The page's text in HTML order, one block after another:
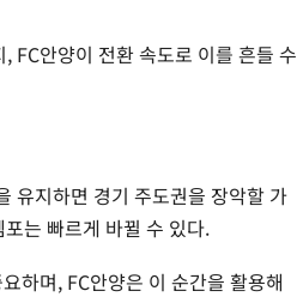
FC안양이 전환 속도로 이를 흔들 수
유지하면 경기 주도권을 장악할 가
는 빠르게 바뀔 수 있다.
하며, FC안양은 이 순간을 활용해